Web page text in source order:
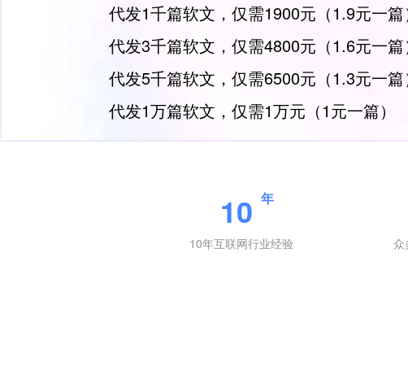
代发1千篇软文，仅需1900元（1.9元一篇
代发3千篇软文，仅需4800元（1.6元一篇
代发5千篇软文，仅需6500元（1.3元一篇
代发1万篇软文，仅需1万元（1元一篇）
10 年
10年互联网行业经验 众